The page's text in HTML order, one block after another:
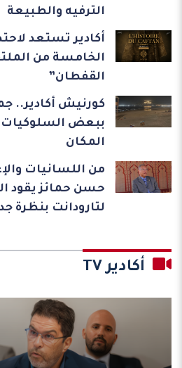
الترفيه والطبيعة
أكادير تستعد
الخامسة من
القفطان”
كورنيش أكادير..
ببعض السلوكيات
المكان
من اللسانيات
حسن حمائز يقود
لتارودانت بنظرة
أكادير TV